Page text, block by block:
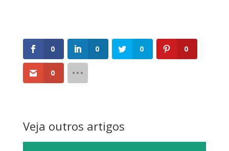
0 0 0 0
0
Veja outros artigos